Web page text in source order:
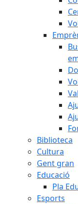
Biblioteca
Cultura
Gent gran
Educació
Pla
Esports